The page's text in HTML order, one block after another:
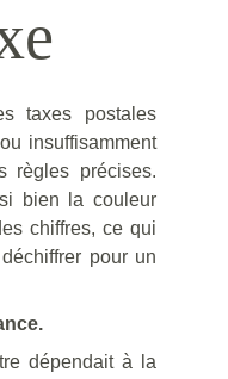
taxes postales
insuffisamment
règles précises.
bien la couleur
chiffres, ce qui
pour un
dépendait à la